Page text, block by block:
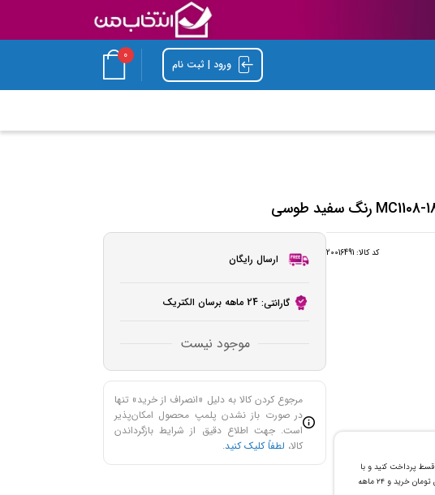
ورود | ثبت نام
0
کد کالا: 20016491
تا ۵۰ میلیون تومان خرید و طی ۴ قسط پرداخت کنید و با
اعتبار بانکی اسنپ‌پی تا ۱۰۰ میلیون تومان خرید و ۲۴ ماهه
ارسال رایگان
گارانتی: 24 ماهه برسان الکتریک
موجود نیست
مرجوع کردن کالا به دلیل «انصراف از خرید» تنها
در صورت باز نشدن پلمپ محصول امکان‌پذیر
است. جهت اطلاع دقیق از شرایط بازگرداندن
کالا، لطفاً کلیک کنید.